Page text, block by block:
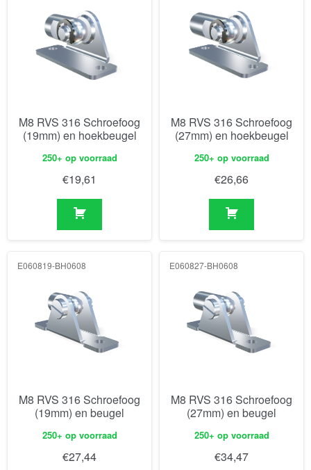
M8 RVS 316 Schroefoog
(19mm) en hoekbeugel
250+ op voorraad
€19,61
M8 RVS 316 Schroefoog
(27mm) en hoekbeugel
250+ op voorraad
€26,66
E060819-BH0608
M8 RVS 316 Schroefoog
(19mm) en beugel
250+ op voorraad
€27,44
E060827-BH0608
M8 RVS 316 Schroefoog
(27mm) en beugel
250+ op voorraad
€34,47